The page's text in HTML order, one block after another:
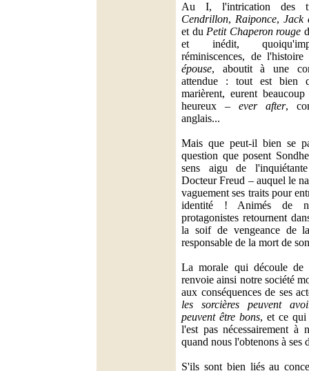
Au I, l'intrication des
Cendrillon, Raiponce, Jack
et du Petit Chaperon rouge
et inédit,
réminiscences, de
épouse, aboutit à une
attendue : tout est bien
marièrent, eurent
heureux – ever after,
anglais...
Mais que peut-il bien se
question que posent
sens aigu de
Docteur Freud – auquel le
vaguement ses traits pour
identité ! Animés de
protagonistes retournent
la soif de vengeance de
responsable de la mort de
La morale qui découle de
renvoie ainsi notre société
aux conséquences de ses
les sorcières peuvent
peuvent être bons, et ce qui
l'est pas nécessairement à
quand nous l'obtenons à ses
S'ils sont bien liés au